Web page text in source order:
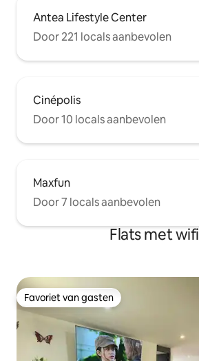
Antea Lifestyle Center
Door 221 locals aanbevolen
Cinépolis
Door 10 locals aanbevolen
Maxfun
Door 7 locals aanbevolen
Flats met wifi
Favoriet van gasten
Favoriet van gasten